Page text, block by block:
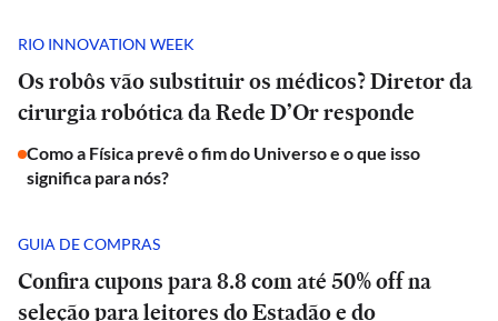
RIO INNOVATION WEEK
Os robôs vão substituir os médicos? Diretor da
cirurgia robótica da Rede D’Or responde
Como a Física prevê o fim do Universo e o que isso
significa para nós?
GUIA DE COMPRAS
Confira cupons para 8.8 com até 50% off na
seleção para leitores do Estadão e do